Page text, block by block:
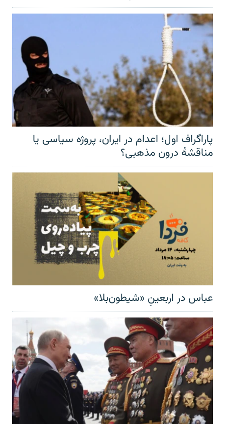
پاراگراف اول؛ اعدام در ایران، پروژه سیاسی یا
مناقشهٔ درون مذهبی؟
عباس در اربعینِ «شیطون‌بلا»